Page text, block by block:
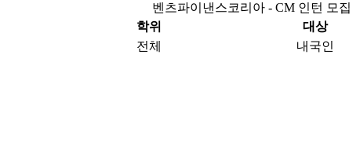
벤츠파이낸스코리아 - CM 인턴 모집
학위 대상
전체 내국인